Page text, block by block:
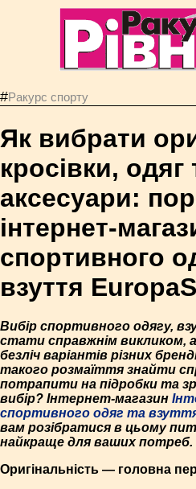
#Ракурс спорту
Як вибрати
кросівки, одяг
аксесуари:
інтернет-
спортивного
взуття
Вибір спортивного одягу,
стати справжнім викликом,
безліч варіантів різних
такого розмаїття знайти
потрапити на підробки та
вибір? Інтернет-магазин
спортивного одяг та
вам розібратися в цьому
найкраще для ваших потреб.
Оригінальність — головна